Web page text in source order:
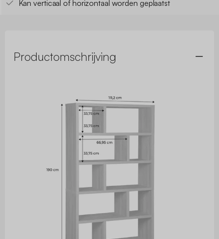
Kan verticaal of horizontaal worden geplaatst
Productomschrijving